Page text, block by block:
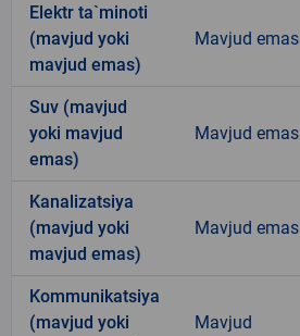
Elektr ta`minoti
(mavjud yoki
mavjud emas)
Mavjud emas
Suv (mavjud
yoki mavjud
emas)
Mavjud emas
Kanalizatsiya
(mavjud yoki
mavjud emas)
Mavjud emas
Kommunikatsiya
(mavjud yoki
Mavjud